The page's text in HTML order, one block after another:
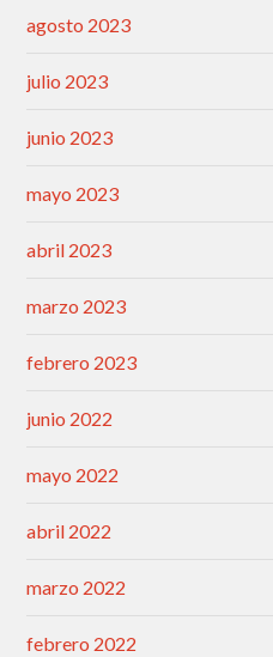
agosto 2023
julio 2023
junio 2023
mayo 2023
abril 2023
marzo 2023
febrero 2023
junio 2022
mayo 2022
abril 2022
marzo 2022
febrero 2022